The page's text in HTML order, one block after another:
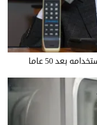
بعد 50 عاما